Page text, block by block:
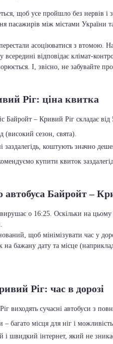
щоб усе пройшло без нервів
пасажирів між містами України
асоціюватися з втомою.
відповідає клімат-
І, звісно, не забувайте
Ріг: ціна квитка
Байройт – Кривий Ріг складає
(високий сезон, свята).
заздалегідь, коштують значно
купити квиток
автобуса Байройт –
о 16:25. Оскільки на цьому
щоб мінімізувати час у
бажану дату та місце
Ріг: час в дорозі
виходять сучасні автобуси з
– багато місця для ніг і
і швидкий інтернет, який не